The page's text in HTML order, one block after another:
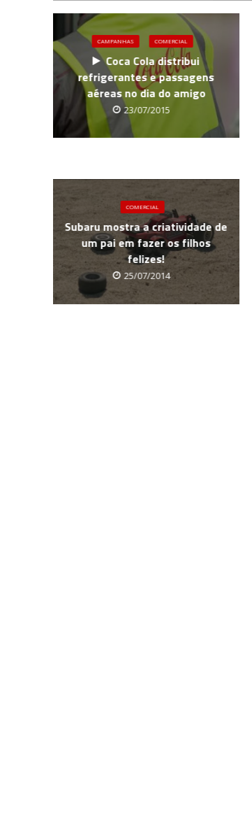
CAMPANHAS COMERCIAL
Coca Cola distribui
refrigerantes e passagens
aéreas no dia do amigo
23/07/2015
COMERCIAL
Subaru mostra a criatividade de
um pai em fazer os filhos
felizes!
25/07/2014